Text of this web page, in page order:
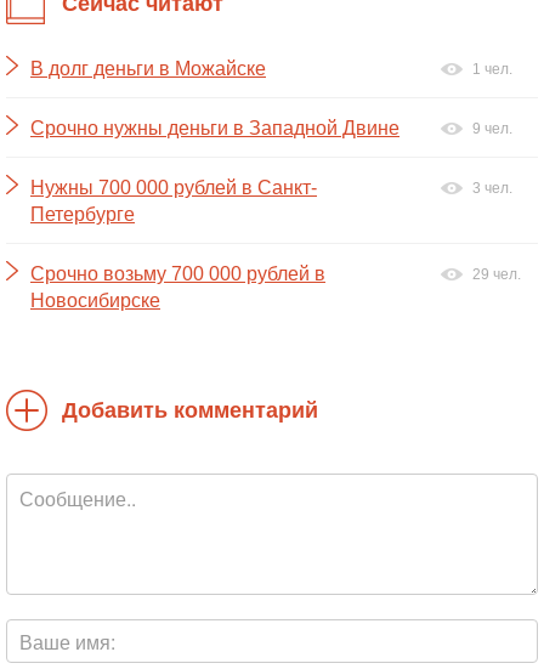
В долг деньги в Можайске 1 чел.
Срочно нужны деньги в Западной Двине 9 чел.
Нужны 700 000 рублей в Санкт-
Петербурге
3 чел.
Срочно возьму 700 000 рублей в
Новосибирске
29 чел.
Добавить комментарий